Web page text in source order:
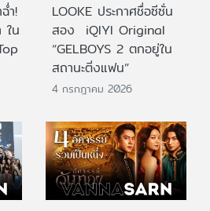
ำ!
ใน
LOOKE ประกาศชื่อซีซั่น
สอง iQIYI Original
“GELBOYS 2 ตกอยู่ใน
สถานะติ่งแฟน”
4 กรกฎาคม 2026